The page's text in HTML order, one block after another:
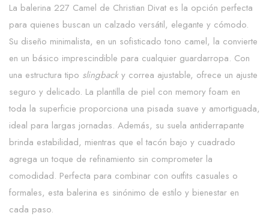
La balerina 227 Camel de Christian Divat es la opción perfecta
para quienes buscan un calzado versátil, elegante y cómodo.
Su diseño minimalista, en un sofisticado tono camel, la convierte
en un básico imprescindible para cualquier guardarropa. Con
una estructura tipo slingbacky correa ajustable, ofrece un ajuste
seguro y delicado. La plantilla de piel con memory foam en
toda la superficie proporciona una pisada suave y amortiguada,
ideal para largas jornadas. Además, su suela antiderrapante
brinda estabilidad, mientras que el tacón bajo y cuadrado
agrega un toque de refinamiento sin comprometer la
comodidad. Perfecta para combinar con outfits casuales o
formales, esta balerina es sinónimo de estilo y bienestar en
cada paso.